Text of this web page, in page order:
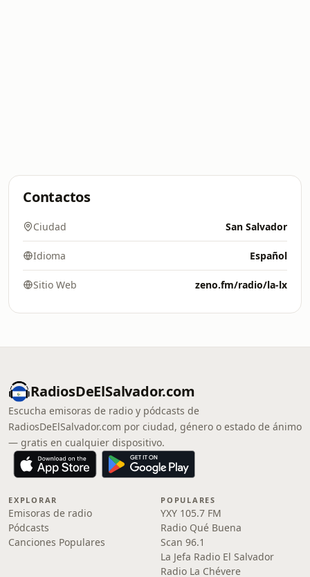
Contactos
Ciudad San Salvador
Idioma Español
Sitio Web zeno.fm/radio/la-lx
RadiosDeElSalvador.com
Escucha emisoras de radio y pódcasts de
RadiosDeElSalvador.com por ciudad, género o estado de ánimo
— gratis en cualquier dispositivo.
EXPLORAR
Emisoras de radio
Pódcasts
Canciones Populares
POPULARES
YXY 105.7 FM
Radio Qué Buena
Scan 96.1
La Jefa Radio El Salvador
Radio La Chévere